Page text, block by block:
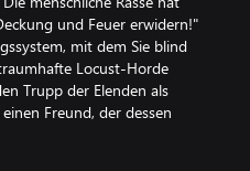
und Feuer erwidern!"
mit dem Sie blind
Locust-Horde
Trupp der Elenden als
Freund, der dessen
- Dominieren Sie online